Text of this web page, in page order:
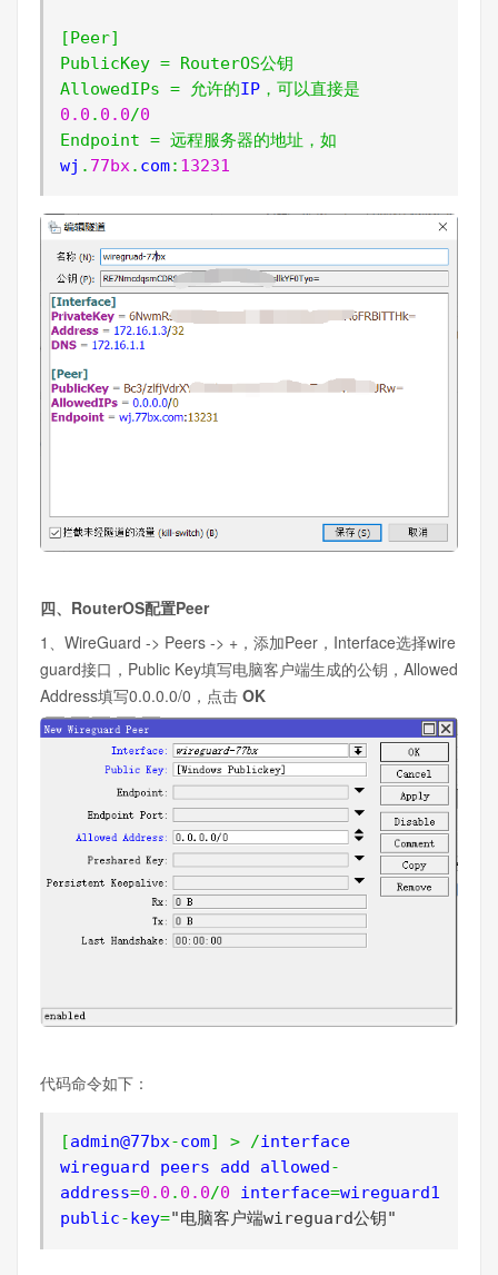
[Peer]
PublicKey = RouterOS公钥
AllowedIPs = 允许的IP ，可以直接是
0.0 . 0.0/0
Endpoint = 远程服务器的地址，如
wj . 77bx. com: 13231
四、RouterOS配置Peer
1、WireGuard -> Peers -> +，添加Peer，Interface选择wire
guard接口，Public Key填写电脑客户端生成的公钥，Allowed
Address填写0.0.0.0/0，点击 OK
代码命令如下：
[admin@77bx-com] > /interface
wireguard peers add allowed -
address=0.0 . 0.0/0 interface=wireguard1
public- key="电脑客户端wireguard公钥"